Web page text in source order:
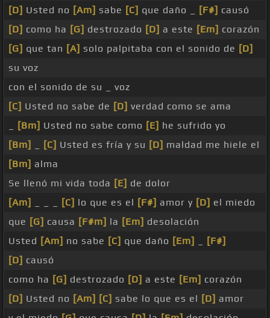
[D] Usted no [Am] sabe [C] que daño _ [F#] causó
[D] como ha [G] destrozado [D] a este [Em] corazón
[G] que tan [A] solo palpitaba con el sonido de [D]
su voz
con el sonido de su _ voz
[C] Usted no sabe de [D] verdad como se ama
[Bm] Usted no sabe como [E] he sufrido yo
[Bm]
[C] Usted es fría y su [D] maldad me hiele el
[Bm] alma
Se llenó mi vida toda [E] de dolor
[Am]
[C] lo que es el [F#] amor y [D] el miedo
que [G] causa [F#m] la [Em] desolación
Usted [Am] no sabe [C] que daño [Em]
[F#]
[D] causó
como ha [G] destrozado [D] a este [Em] corazón
[D] Usted no [Am] [C] sabe lo que es el [D] amor